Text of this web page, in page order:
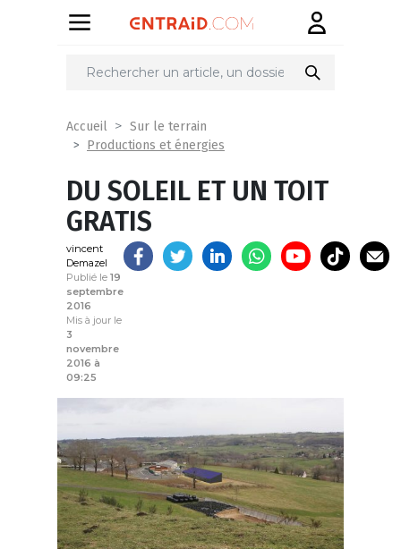
Partager
Accueil
Sur le terrain
Productions et énergies
DU SOLEIL ET UN TOIT
GRATIS
vincent
Demazel
Publié le 19
septembre
2016
Mis à jour le
3
novembre
2016 à
09:25